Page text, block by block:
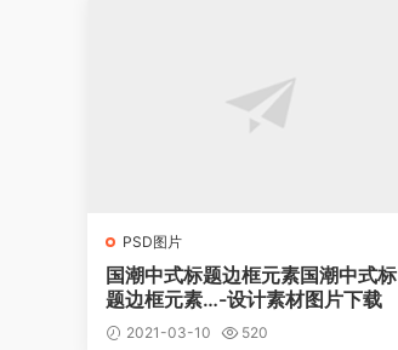
PSD图片
国潮中式标题边框元素国潮中式标
题边框元素…-设计素材图片下载
2021-03-10 520